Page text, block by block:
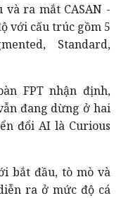
và ra mắt CASAN -
với cấu trúc gồm 5
Standard,
FPT nhận định,
đang dừng ở hai
đổi AI là Curious
bắt đầu, tò mò và
ra ở mức độ cá